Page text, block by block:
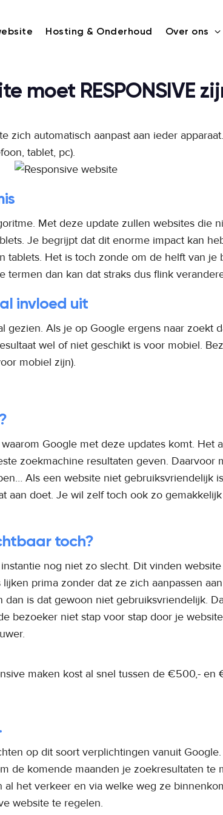
Hosting & Onderhoud 3
Over ons
moet RESPONSIVE
zich automatisch aanpast aan ieder
tablet, pc).
Met deze update zullen websites die
Je begrijpt dat dit enorme impact kan
tablets. Het is toch zonde om de helft van
termen dan kan dat straks dus flink
invloed uit
gezien. Als je op Google ergens naar zoekt
wel of niet geschikt is voor mobiel.
mobiel zijn).
Google met deze updates komt. Het
zoekmachine resultaten geven.
Als een website niet gebruiksvriendelijk
aan doet. Je wil zelf toch ook zo
toch?
nog niet zo slecht. Dit vinden
prima zonder dat ze zich aanpassen
is dat gewoon niet gebruiksvriendelijk.
bezoeker niet stap voor stap door je website
maken kost al snel tussen de €500,-
op dit soort verplichtingen vanuit
de komende maanden je zoekresultaten te
al het verkeer en via welke weg ze
website te regelen.